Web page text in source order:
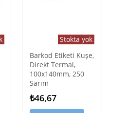
Stokta yok
Barkod Etiketi Kuşe,
Direkt Termal,
100x140mm, 250
Sarım
₺46,67